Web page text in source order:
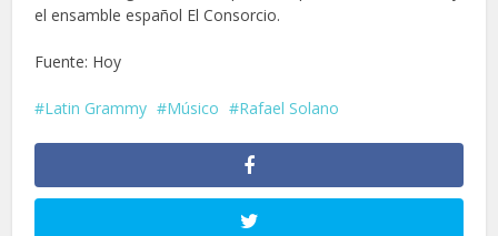
el ensamble español El Consorcio.
Fuente: Hoy
Latin Grammy Músico Rafael Solano